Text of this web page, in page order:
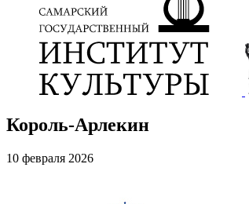
Король-Арлекин
10 февраля 2026